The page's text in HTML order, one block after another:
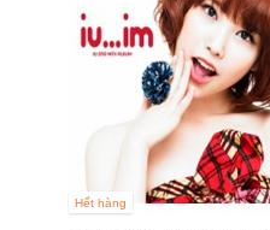
Hết hàng